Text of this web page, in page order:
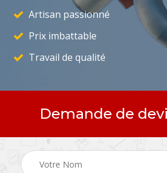
Artisan passionné
Prix imbattable
Travail de qualité
Demande de